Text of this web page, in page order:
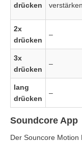
drücken
verstärken
2x
drücken
–
3x
drücken
–
lang
drücken
–
Soundcore App
Der Souncore Motion